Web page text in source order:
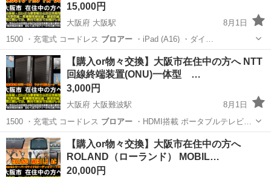
15,000円
大阪府 大阪駅
8月1日
1500 ・充電式 コードレス ブロアー・iPad (A16) ・ダイ…
大阪 大阪市 大阪駅 エフェクター、PA機器
クラシックプロ
【購入or物々交換】大阪市在住中の方へ NTT
回線終端装置(ONU)一体型 …
3,000円
大阪府 大阪難波駅
8月1日
1500 ・充電式 コードレス ブロアー・HDMI搭載 ポータブルテレビ…
大阪 大阪市 大阪難波駅 周辺機器 終端
【購入or物々交換】大阪市在住中の方へ
ROLAND（ローランド） MOBIL…
20,000円